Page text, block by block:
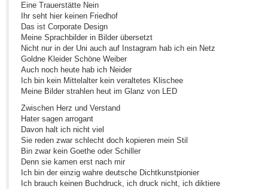
Eine Trauerstätte Nein
Ihr seht hier keinen Friedhof
Das ist Corporate Design
Meine Sprachbilder in Bilder übersetzt
Nicht nur in der Uni auch auf Instagram hab ich ein Netz
Goldne Kleider Schöne Weiber
Auch noch heute hab ich Neider
Ich bin kein Mittelalter kein veraltetes Klischee
Meine Bilder strahlen heut im Glanz von LED
Zwischen Herz und Verstand
Hater sagen arrogant
Davon halt ich nicht viel
Sie reden zwar schlecht doch kopieren mein Stil
Bin zwar kein Goethe oder Schiller
Denn sie kamen erst nach mir
Ich bin der einzig wahre deutsche Dichtkunstpionier
Ich brauch keinen Buchdruck, ich druck nicht, ich diktiere